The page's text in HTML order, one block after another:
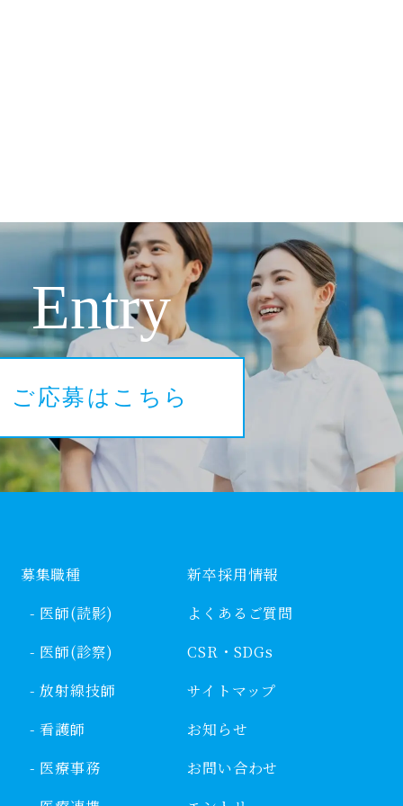
Entry
ご応募はこちら
募集職種
- 医師(読影)
- 医師(診察)
- 放射線技師
- 看護師
- 医療事務
新卒採用情報
よくあるご質問
CSR・SDGs
サイトマップ
お知らせ
お問い合わせ